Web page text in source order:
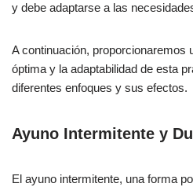
y debe adaptarse a las
A continuación, proporcionaremos
óptima y la adaptabilidad de esta
diferentes enfoques y sus efectos.
Ayuno Intermitente y
El ayuno intermitente, una forma